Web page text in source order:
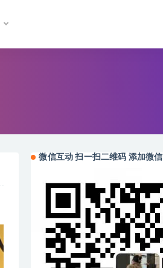
微信互动 扫一扫二维码 添加微信